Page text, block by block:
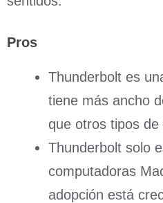
Pros
Thunderbolt es
tiene más ancho
que otros tipos de
Thunderbolt solo
computadoras
adopción está